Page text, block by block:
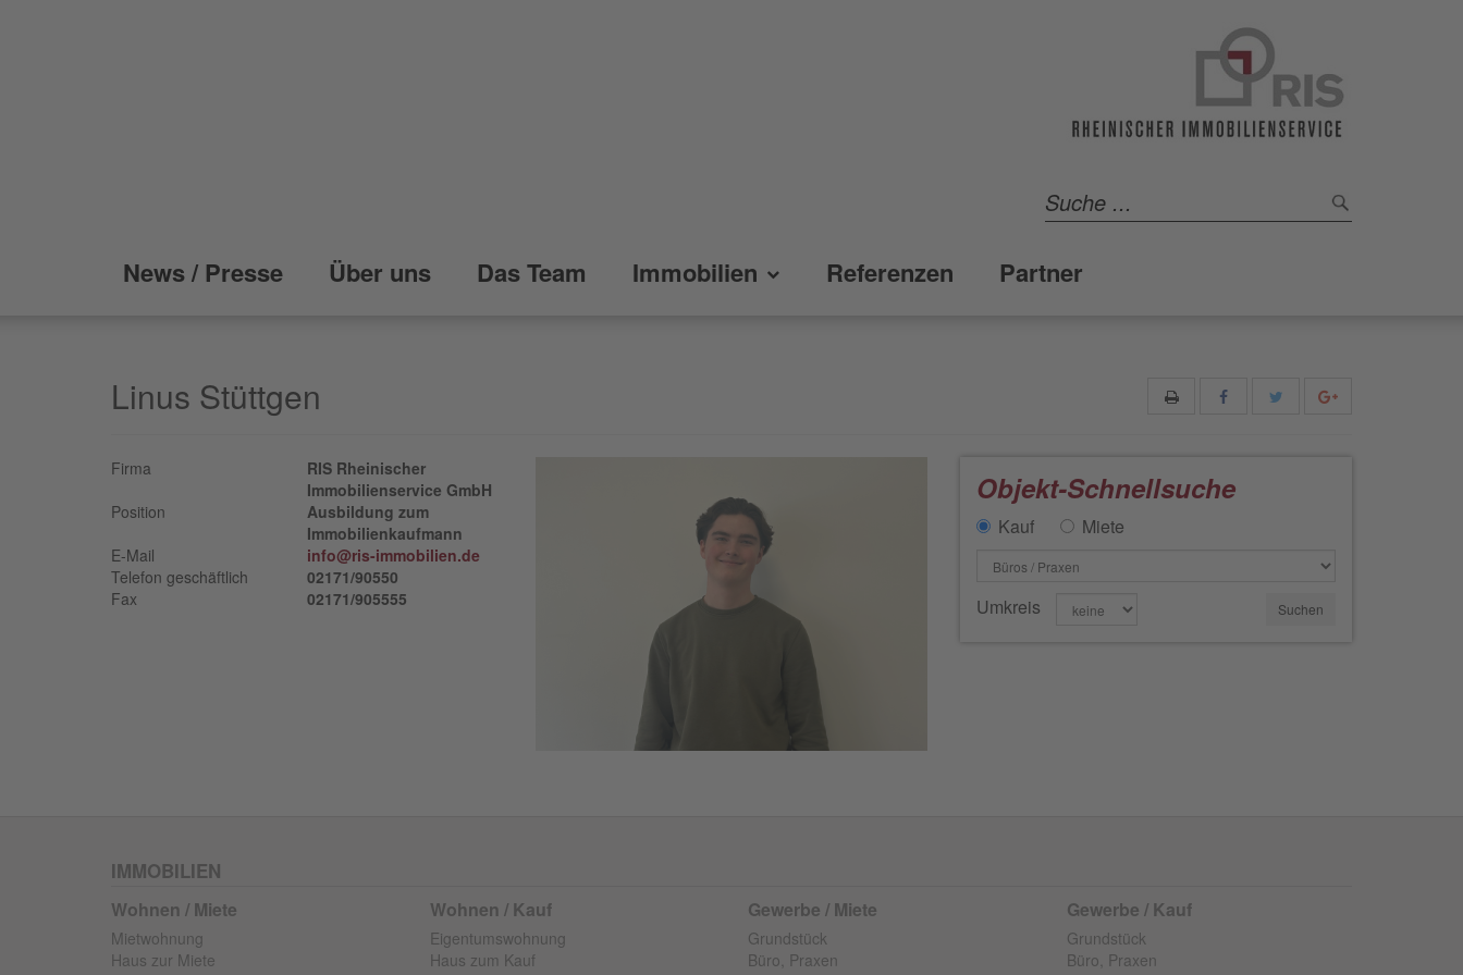
News / Presse Über uns Das Team Immobilien Referenzen Partner
Linus Stüttgen
Firma
RIS Rheinischer
Immobilienservice GmbH
Position
Ausbildung zum
Immobilienkaufmann
E-Mail
info@ris-immobilien.de
Telefon geschäftlich
02171/90550
Fax
02171/905555
Objekt-Schnellsuche
Kauf Miete
Umkreis
IMMOBILIEN
Wohnen / Miete
Mietwohnung
Haus zur Miete
Wohnen / Kauf
Eigentumswohnung
Haus zum Kauf
Gewerbe / Miete
Grundstück
Büro, Praxen
Gewerbe / Kauf
Grundstück
Büro, Praxen